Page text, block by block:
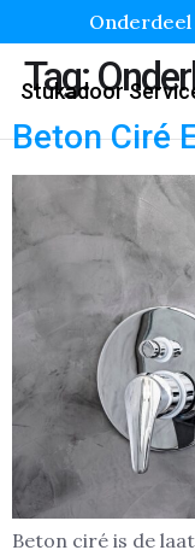
Stukadoor
Tag:
Beton Ciré
Beton ciré is de